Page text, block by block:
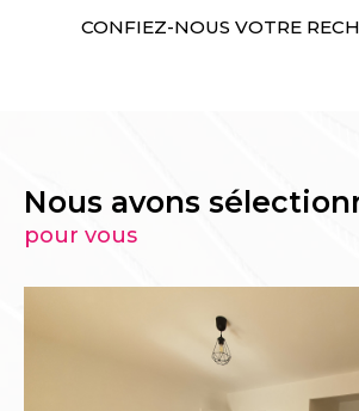
CONFIEZ-NOUS VOTRE
Nous avons
pour vous